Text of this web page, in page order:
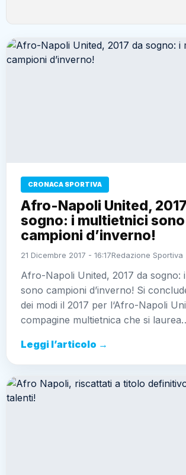
CRONACA SPORTIVA
Afro-Napoli United,
sogno: i multietnici sono
campioni d’inverno!
21 Dicembre 2017 - 16:17Redazione Sportiva
Afro-Napoli United, 2017 da sogno:
sono campioni d’inverno! Si
dei modi il 2017 per l‘Afro-Napoli
compagine multietnica che si
Leggi l’articolo →